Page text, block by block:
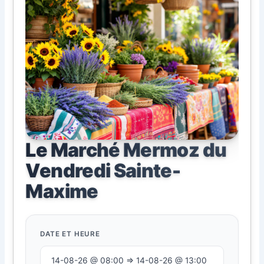
Le Marché Mermoz du
Vendredi Sainte-
Maxime
DATE ET HEURE
14-08-26 @ 08:00 ⇒ 14-08-26 @ 13:00